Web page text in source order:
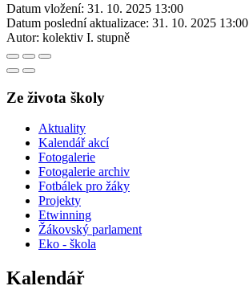
Datum vložení: 31. 10. 2025 13:00
Datum poslední aktualizace: 31. 10. 2025 13:00
Autor: kolektiv I. stupně
Ze života školy
Aktuality
Kalendář akcí
Fotogalerie
Fotogalerie archiv
Fotbálek pro žáky
Projekty
Etwinning
Žákovský parlament
Eko - škola
Kalendář